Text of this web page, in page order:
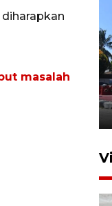
masalah